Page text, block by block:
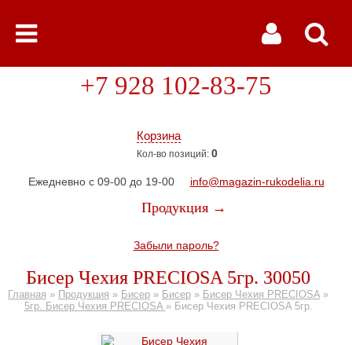
Корзина
Кол-во позиций: 0
+7 928 102-83-75
Ежедневно с 09-00 до 19-00 info@magazin-rukodelia.ru
Продукция →
Забыли пароль?
Бисер Чехия PRECIOSA 5гр. 30050
Главная » Продукция » Бисер » Бисер » Бисер Чехия PRECIOSA»
5гр. Бисер Чехия PRECIOSA » Бисер Чехия PRECIOSA 5гр.